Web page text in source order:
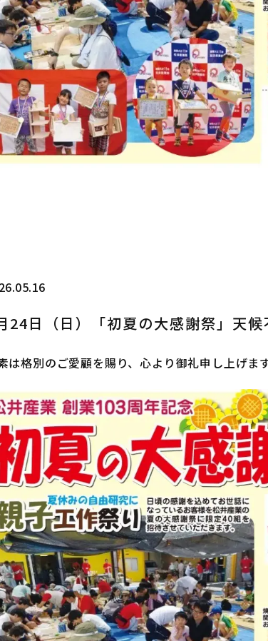
24日（日）「初夏の大感謝祭」天
は格別のご愛顧を賜り、心より御礼申し上げま